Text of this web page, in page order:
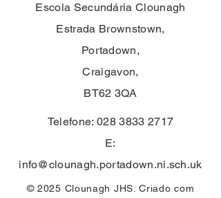
Escola Secundária Clounagh
Estrada Brownstown,
Portadown,
Craigavon,
BT62 3QA
Telefone:028 3833 2717
E:
info@clounagh.portadown.ni.sch.uk
© 2025 Clounagh JHS. Criado com